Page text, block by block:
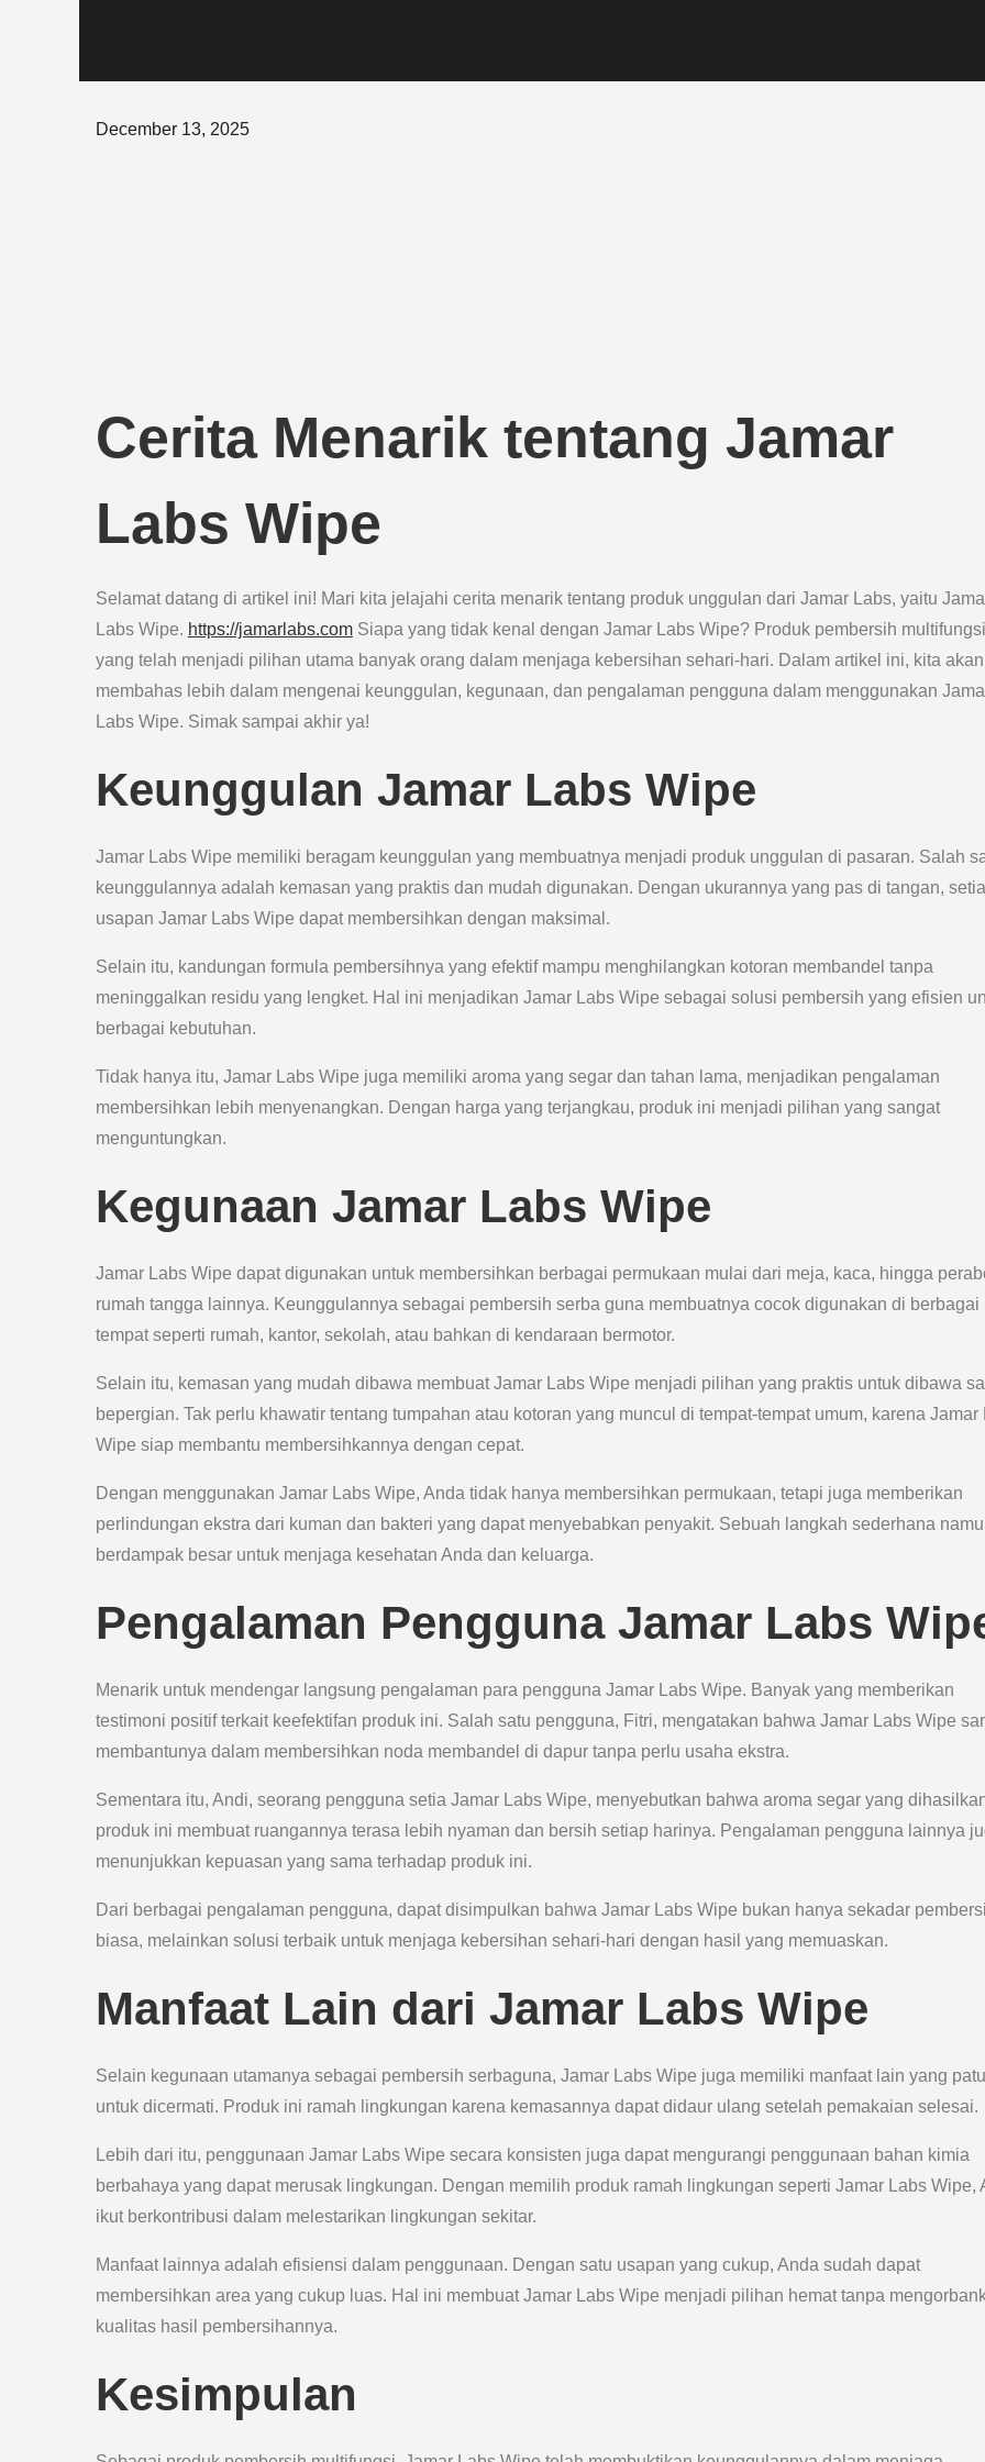
Posted
December 13, 2025
Cerita Menarik tentang Jamar
Labs Wipe
Selamat datang di artikel ini! Mari kita jelajahi cerita menarik tentang produk unggulan dari Jamar Labs, yaitu
Labs Wipe. https://jamarlabs.com Siapa yang tidak kenal dengan Jamar Labs Wipe? Produk pembersih multifungsi
yang telah menjadi pilihan utama banyak orang dalam menjaga kebersihan sehari-hari. Dalam artikel ini, kita akan
membahas lebih dalam mengenai keunggulan, kegunaan, dan pengalaman pengguna dalam menggunakan
Labs Wipe. Simak sampai akhir ya!
Keunggulan Jamar Labs Wipe
Jamar Labs Wipe memiliki beragam keunggulan yang membuatnya menjadi produk unggulan di pasaran. Salah
keunggulannya adalah kemasan yang praktis dan mudah digunakan. Dengan ukurannya yang pas di tangan,
usapan Jamar Labs Wipe dapat membersihkan dengan maksimal.
Selain itu, kandungan formula pembersihnya yang efektif mampu menghilangkan kotoran membandel tanpa
meninggalkan residu yang lengket. Hal ini menjadikan Jamar Labs Wipe sebagai solusi pembersih yang efisien
berbagai kebutuhan.
Tidak hanya itu, Jamar Labs Wipe juga memiliki aroma yang segar dan tahan lama, menjadikan pengalaman
membersihkan lebih menyenangkan. Dengan harga yang terjangkau, produk ini menjadi pilihan yang sangat
menguntungkan.
Kegunaan Jamar Labs Wipe
Jamar Labs Wipe dapat digunakan untuk membersihkan berbagai permukaan mulai dari meja, kaca, hingga
rumah tangga lainnya. Keunggulannya sebagai pembersih serba guna membuatnya cocok digunakan di berbagai
tempat seperti rumah, kantor, sekolah, atau bahkan di kendaraan bermotor.
Selain itu, kemasan yang mudah dibawa membuat Jamar Labs Wipe menjadi pilihan yang praktis untuk dibawa
bepergian. Tak perlu khawatir tentang tumpahan atau kotoran yang muncul di tempat-tempat umum, karena Jamar
Wipe siap membantu membersihkannya dengan cepat.
Dengan menggunakan Jamar Labs Wipe, Anda tidak hanya membersihkan permukaan, tetapi juga memberikan
perlindungan ekstra dari kuman dan bakteri yang dapat menyebabkan penyakit. Sebuah langkah sederhana
berdampak besar untuk menjaga kesehatan Anda dan keluarga.
Pengalaman Pengguna Jamar Labs
Menarik untuk mendengar langsung pengalaman para pengguna Jamar Labs Wipe. Banyak yang memberikan
testimoni positif terkait keefektifan produk ini. Salah satu pengguna, Fitri, mengatakan bahwa Jamar Labs Wipe
membantunya dalam membersihkan noda membandel di dapur tanpa perlu usaha ekstra.
Sementara itu, Andi, seorang pengguna setia Jamar Labs Wipe, menyebutkan bahwa aroma segar yang
produk ini membuat ruangannya terasa lebih nyaman dan bersih setiap harinya. Pengalaman pengguna lainnya
menunjukkan kepuasan yang sama terhadap produk ini.
Dari berbagai pengalaman pengguna, dapat disimpulkan bahwa Jamar Labs Wipe bukan hanya sekadar
biasa, melainkan solusi terbaik untuk menjaga kebersihan sehari-hari dengan hasil yang memuaskan.
Manfaat Lain dari Jamar Labs Wipe
Selain kegunaan utamanya sebagai pembersih serbaguna, Jamar Labs Wipe juga memiliki manfaat lain yang
untuk dicermati. Produk ini ramah lingkungan karena kemasannya dapat didaur ulang setelah pemakaian selesai.
Lebih dari itu, penggunaan Jamar Labs Wipe secara konsisten juga dapat mengurangi penggunaan bahan kimia
berbahaya yang dapat merusak lingkungan. Dengan memilih produk ramah lingkungan seperti Jamar Labs Wipe,
ikut berkontribusi dalam melestarikan lingkungan sekitar.
Manfaat lainnya adalah efisiensi dalam penggunaan. Dengan satu usapan yang cukup, Anda sudah dapat
membersihkan area yang cukup luas. Hal ini membuat Jamar Labs Wipe menjadi pilihan hemat tanpa
kualitas hasil pembersihannya.
Kesimpulan